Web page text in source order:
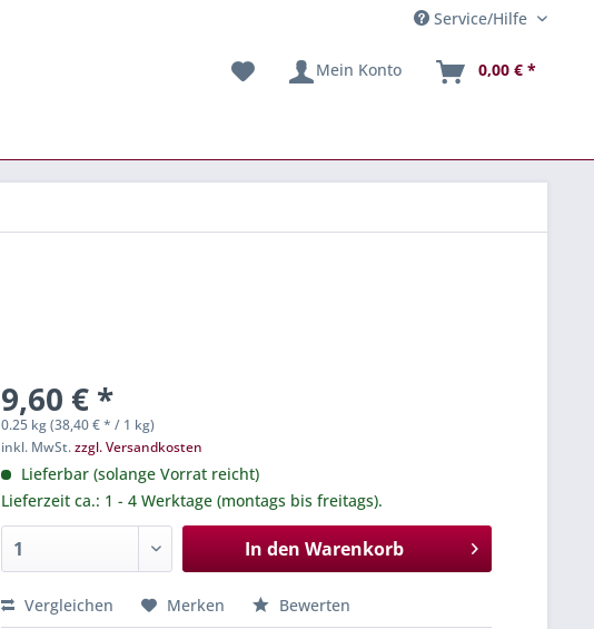
Service/Hilfe
Mein Konto 0,00 € *
9,60 € *
0.25 kg (38,40 € * / 1 kg)
inkl. MwSt.zzgl. Versandkosten
Lieferbar (solange Vorrat reicht)
Lieferzeit ca.: 1 - 4 Werktage (montags bis freitags).
In den Warenkorb
Vergleichen Merken Bewerten